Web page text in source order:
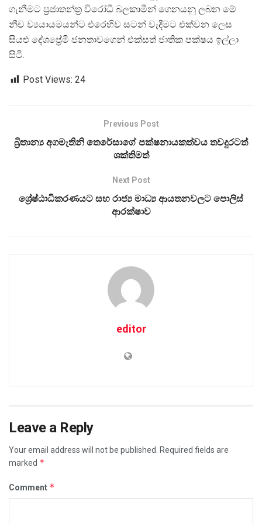
ගැනීමට ප්‍රජාතන්ත්‍ර විරෝධී බලකාමීන් ගෙනයනු ලබන මේ
නීච ව්‍යයායමයන්ට එරෙහිව සටන් වැදීමට එක්වන ලෙස
සියළු දේශප්‍රේමී ජනතාවගෙන් එක්සත් ජාතික පක්ෂය ඉල්ලා
සිටි.
Post Views: 24
Previous Post
බ්‍රිතාන්‍ය අගමැතිනි තෙරේසාගේ පක්ෂනායකත්වය තවදුරටත්
ශක්තිමත්
Next Post
ශ්‍රේෂ්ඨාධිකරණයට සහ රාජ්‍ය මාධ්‍ය ආයතනවලට පොලිස්
ආරක්ෂාව
editor
Leave a Reply
Your email address will not be published.
Required fields are
marked *
Comment *